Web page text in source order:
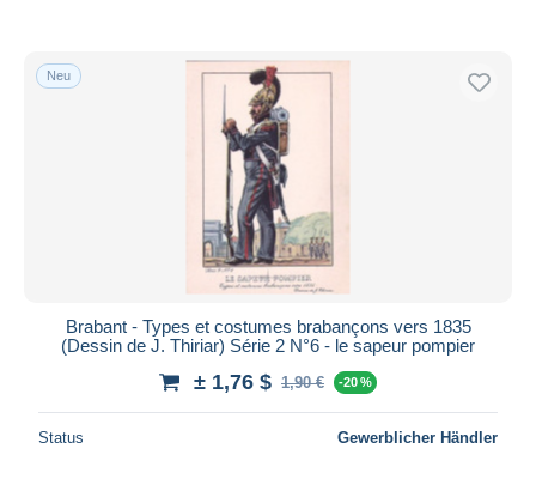
Neu
Brabant - Types et costumes brabançons vers 1835
(Dessin de J. Thiriar) Série 2 N°6 - le sapeur pompier
± 1,76 $ 1,90 € -20 %
Status Gewerblicher Händler